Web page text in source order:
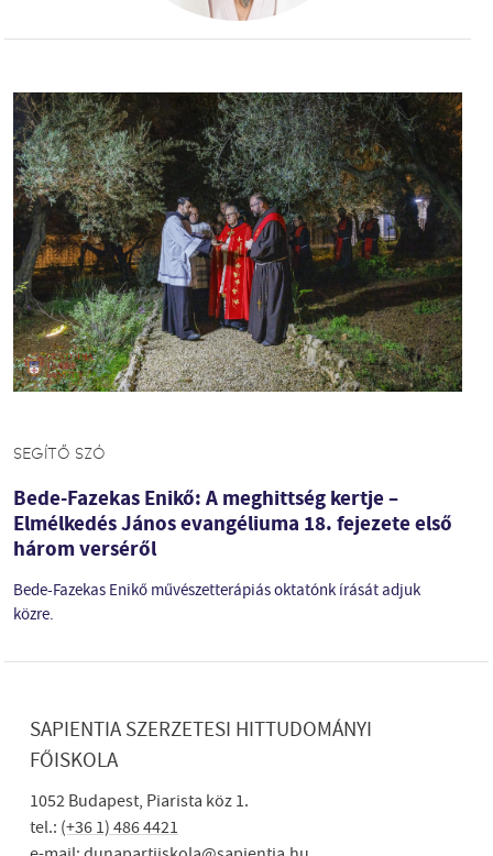
SEGÍTŐ SZÓ
Bede-Fazekas Enikő: A meghittség kertje –
Elmélkedés János evangéliuma 18. fejezete első
három verséről
Bede-Fazekas Enikő művészetterápiás oktatónk írását adjuk
közre.
SAPIENTIA SZERZETESI HITTUDOMÁNYI
FŐISKOLA
1052 Budapest, Piarista köz 1.
tel.: (+36 1) 486 4421